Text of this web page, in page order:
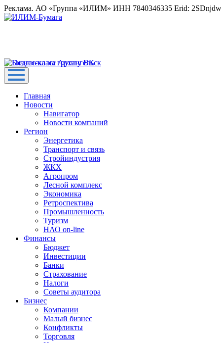
Реклама. АО «Группа «ИЛИМ» ИНН 7840346335 Erid:
Главная
Новости
Навигатор
Новости компаний
Регион
Энергетика
Транспорт и связь
Стройиндустрия
ЖКХ
Агропром
Лесной комплекс
Экономика
Ретроспектива
Промышленность
Туризм
НАО on-line
Финансы
Бюджет
Инвестиции
Банки
Страхование
Налоги
Советы аудитора
Бизнес
Компании
Малый бизнес
Конфликты
Торговля